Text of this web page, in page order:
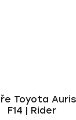
Toyota
F14 | Rider